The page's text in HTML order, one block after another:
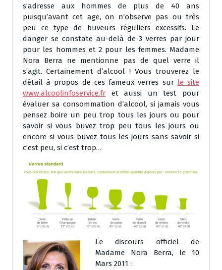
s’adresse aux hommes de plus de 40 ans
puisqu’avant cet age, on n’observe pas ou très
peu ce type de buveurs réguliers excessifs. Le
danger se constate au-delà de 3 verres par jour
pour les hommes et 2 pour les femmes. Madame
Nora Berra ne mentionne pas de quel verre il
s’agit. Certainement d’alcool ! Vous trouverez le
détail à propos de ces fameux verres sur le site
www.alcoolinfoservice.fr et aussi un test pour
évaluer sa consommation d’alcool, si jamais vous
pensez boire un peu trop tous les jours ou pour
savoir si vous buvez trop peu tous les jours ou
encore si vous buvez tous les jours sans savoir si
c’est peu, si c’est trop…
Le discours officiel de
Madame Nora Berra, le 10
Mars 2011 :